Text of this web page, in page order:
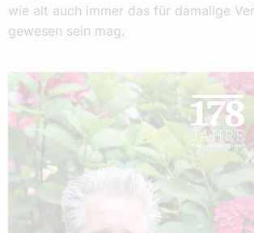
wie alt auch immer das für damalige
gewesen sein mag.